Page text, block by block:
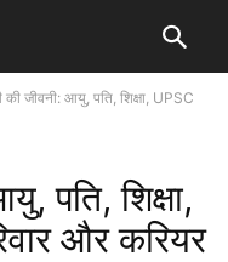
की जीवनी: आयु, पति, शिक्षा, UPSC
पति, शिक्षा,
और करियर